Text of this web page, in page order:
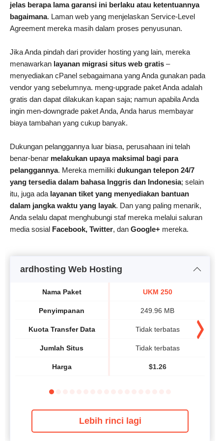
jelas berapa lama garansi ini berlaku atau ketentuannya
bagaimana. Laman web yang menjelaskan Service-Level
Agreement mereka masih dalam proses penyusunan.
Jika Anda pindah dari provider hosting yang lain, mereka
menawarkan layanan migrasi situs web gratis –
menyediakan cPanel sebagaimana yang Anda gunakan pada
vendor yang sebelumnya. meng-upgrade paket Anda adalah
gratis dan dapat dilakukan kapan saja; namun apabila Anda
ingin men-downgrade paket Anda, Anda harus membayar
biaya tambahan yang cukup banyak.
Dukungan pelanggannya luar biasa, perusahaan ini telah
benar-benar melakukan upaya maksimal bagi para
pelanggannya. Mereka memiliki dukungan telepon 24/7
yang tersedia dalam bahasa Inggris dan Indonesia; selain
itu, juga ada layanan tiket yang menyediakan bantuan
dalam jangka waktu yang layak. Dan yang paling menarik,
Anda selalu dapat menghubungi staf mereka melalui saluran
media sosial Facebook, Twitter, dan Google+ mereka.
ardhosting Web Hosting
Nama Paket
Penyimpanan
Kuota Transfer Data
Jumlah Situs
Harga
UKM 250
249.96 MB
Tidak terbatas
Tidak terbatas
$1.26
Lebih rinci lagi